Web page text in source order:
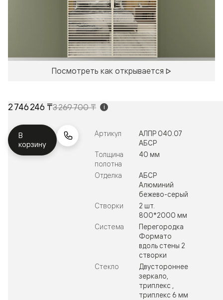
Посмотреть как открывается
2 746 246 ₸3 269 700 ₸ i
В
корзину
Артикул
АЛПР 040.07
АБСР
Толщина
полотна
40 мм
Отделка
АБСР
Алюминий
бежево-серый
Створки
2 шт.
800*2000 мм
Система
Перегородка
Формато
вдоль стены 2
створки
Стекло
Двустороннее
зеркало,
триплекс ,
триплекс 6 мм